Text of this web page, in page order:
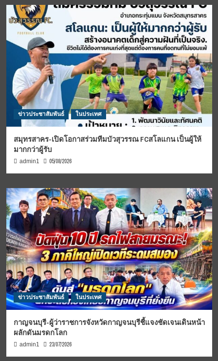
ข่าวประชาสัมพันธ์ ในประเทศ
สมุทรสาคร-เปิดโอกาสร่วมทีมบัวสุวรรณ FCสโลแกน เป็นผู้ให้
มากกว่าผู้รับ
admin1 05/08/2026
ข่าวประชาสัมพันธ์ ในประเทศ
กาญจนบุรี-ผู้ว่าราชการจังหวัดกาญจนบุรีชี้แจงชัดเจนเดินหน้า
ผลักดันมรดกโลก
admin1 23/07/2026